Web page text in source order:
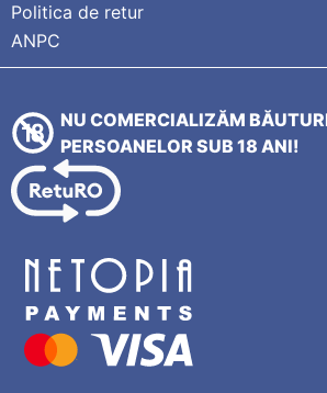
Politica de retur
ANPC
NU COMERCIALIZĂM
PERSOANELOR SUB 18 ANI!